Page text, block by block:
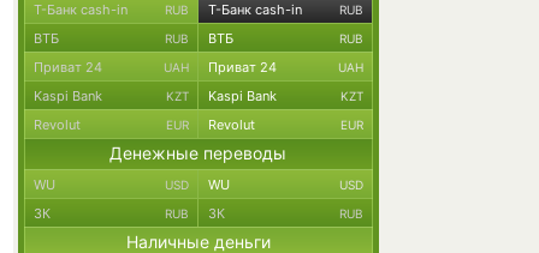
Т-Банк cash-in RUB Т-Банк cash-in RUB
ВТБ RUB ВТБ RUB
Приват 24 UAH Приват 24 UAH
Kaspi Bank KZT Kaspi Bank KZT
Revolut EUR Revolut EUR
Денежные переводы
WU USD WU USD
ЗК RUB ЗК RUB
Наличные деньги